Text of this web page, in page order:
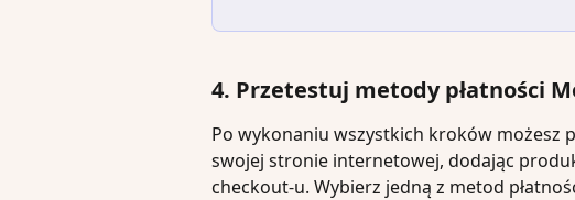
4. Przetestuj metody płatności
Po wykonaniu wszystkich kroków możesz
swojej stronie internetowej, dodając
checkout-u. Wybierz jedną z metod